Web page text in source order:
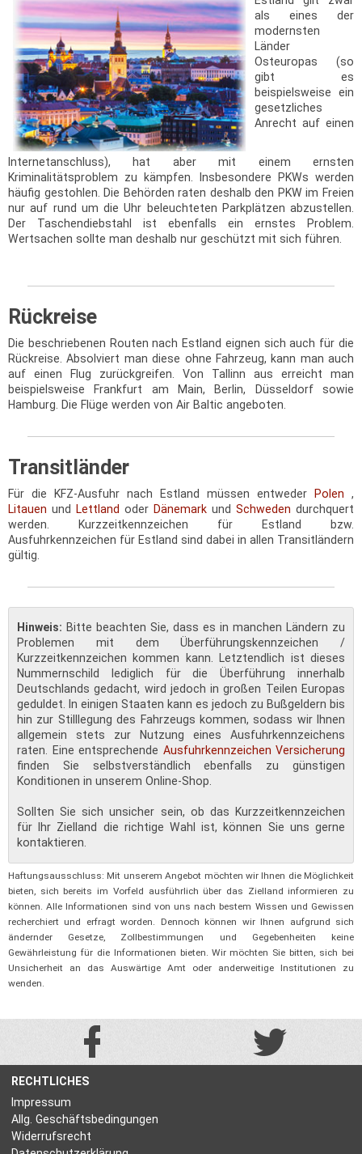
als eines der
modernsten
Länder
Osteuropas (so
gibt es
beispielsweise ein
gesetzliches
Anrecht auf einen
Internetanschluss), hat aber mit einem ernsten
Kriminalitätsproblem zu kämpfen. Insbesondere PKWs werden
häufig gestohlen. Die Behörden raten deshalb den PKW im Freien
nur auf rund um die Uhr beleuchteten Parkplätzen abzustellen.
Der Taschendiebstahl ist ebenfalls ein ernstes Problem.
Wertsachen sollte man deshalb nur geschützt mit sich führen.
Rückreise
Die beschriebenen Routen nach Estland eignen sich auch für die
Rückreise. Absolviert man diese ohne Fahrzeug, kann man auch
auf einen Flug zurückgreifen. Von Tallinn aus erreicht man
beispielsweise Frankfurt am Main, Berlin, Düsseldorf sowie
Hamburg. Die Flüge werden von Air Baltic angeboten.
Transitländer
Für die KFZ-Ausfuhr nach Estland müssen entweder Polen ,
Litauen und Lettland oder Dänemark und Schweden durchquert
werden. Kurzzeitkennzeichen für Estland bzw.
Ausfuhrkennzeichen für Estland sind dabei in allen Transitländern
gültig.
Hinweis: Bitte beachten Sie, dass es in manchen Ländern zu
Problemen mit dem Überführungskennzeichen /
Kurzzeitkennzeichen kommen kann. Letztendlich ist dieses
Nummernschild lediglich für die Überführung innerhalb
Deutschlands gedacht, wird jedoch in großen Teilen Europas
geduldet. In einigen Staaten kann es jedoch zu Bußgeldern bis
hin zur Stilllegung des Fahrzeugs kommen, sodass wir Ihnen
allgemein stets zur Nutzung eines Ausfuhrkennzeichens
raten. Eine entsprechende Ausfuhrkennzeichen Versicherung
finden Sie selbstverständlich ebenfalls zu günstigen
Konditionen in unserem Online-Shop.
Sollten Sie sich unsicher sein, ob das Kurzzeitkennzeichen
für Ihr Zielland die richtige Wahl ist, können Sie uns gerne
kontaktieren.
Haftungsausschluss: Mit unserem Angebot möchten wir Ihnen die Möglichkeit
bieten, sich bereits im Vorfeld ausführlich über das Zielland informieren zu
können. Alle Informationen sind von uns nach bestem Wissen und Gewissen
recherchiert und erfragt worden. Dennoch können wir Ihnen aufgrund sich
ändernder Gesetze, Zollbestimmungen und Gegebenheiten keine
Gewährleistung für die Informationen bieten. Wir möchten Sie bitten, sich bei
Unsicherheit an das Auswärtige Amt oder anderweitige Institutionen zu
wenden.
RECHTLICHES
Impressum
Allg. Geschäftsbedingungen
Widerrufsrecht